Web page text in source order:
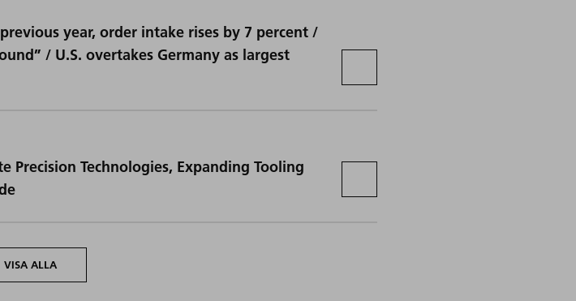
year, order intake rises by 7 percent /
/ U.S. overtakes Germany as largest
Precision Technologies, Expanding Tooling
VISA ALLA